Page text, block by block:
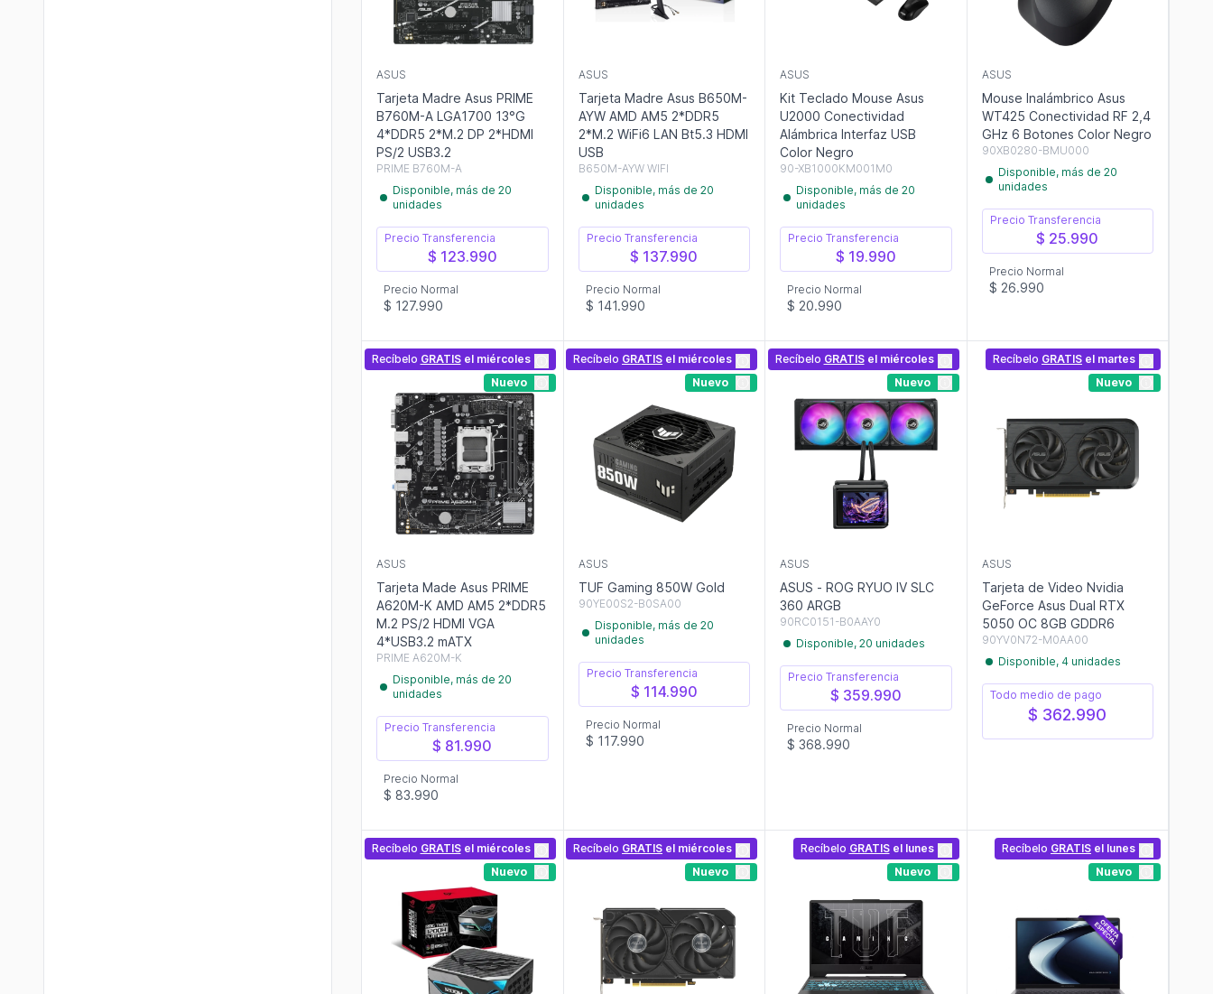
ASUS
Tarjeta Madre Asus PRIME
B760M-A LGA1700 13°G
4*DDR5 2*M.2 DP 2*HDMI
PS/2 USB3.2
PRIME B760M-A
Disponible, más de 20
unidades
Precio Transferencia
$ 123.990
Precio Normal
$ 127.990
ASUS
Tarjeta Madre Asus B650M-
AYW AMD AM5 2*DDR5
2*M.2 WiFi6 LAN Bt5.3 HDMI
USB
B650M-AYW WIFI
Disponible, más de 20
unidades
Precio Transferencia
$ 137.990
Precio Normal
$ 141.990
ASUS
Kit Teclado Mouse Asus
U2000 Conectividad
Alámbrica Interfaz USB
Color Negro
90-XB1000KM001M0
Disponible, más de 20
unidades
Precio Transferencia
$ 19.990
Precio Normal
$ 20.990
ASUS
Mouse Inalámbrico Asus
WT425 Conectividad RF 2,4
GHz 6 Botones Color Negro
90XB0280-BMU000
Disponible, más de 20
unidades
Precio Transferencia
$ 25.990
Precio Normal
$ 26.990
Recíbelo GRATISel miércoles
Nuevo
ASUS
Tarjeta Made Asus PRIME
A620M-K AMD AM5 2*DDR5
M.2 PS/2 HDMI VGA
4*USB3.2 mATX
PRIME A620M-K
Disponible, más de 20
unidades
Precio Transferencia
$ 81.990
Precio Normal
$ 83.990
Recíbelo GRATIS el miércoles
Nuevo
ASUS
TUF Gaming 850W Gold
90YE00S2-B0SA00
Disponible, más de 20
unidades
Precio Transferencia
$ 114.990
Precio Normal
$ 117.990
Recíbelo GRATISel miércoles
Nuevo
ASUS
ASUS - ROG RYUO IV SLC
360 ARGB
90RC0151-B0AAY0
Disponible, 20 unidades
Precio Transferencia
$ 359.990
Precio Normal
$ 368.990
Recíbelo GRATIS el martes
Nuevo
ASUS
Tarjeta de Video Nvidia
GeForce Asus Dual RTX
5050 OC 8GB GDDR6
90YV0N72-M0AA00
Disponible, 4 unidades
Todo medio de pago
$ 362.990
Recíbelo GRATISel miércoles
Nuevo
Recíbelo GRATIS el miércoles
Nuevo
Recíbelo GRATISel lunes
Nuevo
Recíbelo GRATIS el lunes
Nuevo